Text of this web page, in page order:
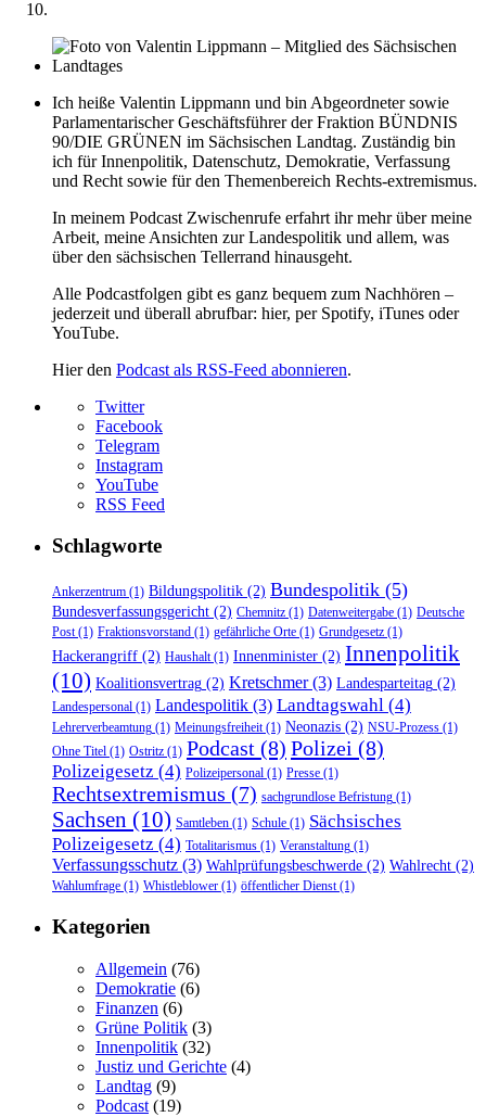
Ich heiße Valentin Lippmann und bin Abgeordneter sowie
Parlamentarischer Geschäftsführer der Fraktion BÜNDNIS
90/DIE GRÜNEN im Sächsischen Landtag. Zuständig bin
ich für Innenpolitik, Datenschutz, Demokratie, Verfassung
und Recht sowie für den Themenbereich Rechts-extremismus.
In meinem Podcast Zwischenrufe erfahrt ihr mehr über meine
Arbeit, meine Ansichten zur Landespolitik und allem, was
über den sächsischen Tellerrand hinausgeht.
Alle Podcastfolgen gibt es ganz bequem zum Nachhören –
jederzeit und überall abrufbar: hier, per Spotify, iTunes oder
YouTube.
Hier den Podcast als RSS-Feed abonnieren.
Twitter
Facebook
Telegram
Instagram
YouTube
RSS Feed
Schlagworte
Ankerzentrum (1) Bildungspolitik (2) Bundespolitik (5)
Bundesverfassungsgericht (2) Chemnitz (1) Datenweitergabe (1) Deutsche
Post(1) Fraktionsvorstand (1) gefährliche Orte (1) Grundgesetz (1)
Hackerangriff (2) Haushalt(1) Innenminister (2) Innenpolitik
(10) Koalitionsvertrag (2) Kretschmer(3) Landesparteitag (2)
Landespersonal (1) Landespolitik (3) Landtagswahl (4)
Lehrerverbeamtung (1) Meinungsfreiheit(1) Neonazis (2) NSU-Prozess (1)
Ohne Titel (1) Ostritz (1) Podcast (8) Polizei (8)
Polizeigesetz (4) Polizeipersonal (1) Presse (1)
Rechtsextremismus (7) sachgrundlose Befristung (1)
Sachsen (10) Samtleben (1) Schule (1) Sächsisches
Polizeigesetz (4) Totalitarismus (1) Veranstaltung (1)
Verfassungsschutz (3) Wahlprüfungsbeschwerde (2) Wahlrecht (2)
Wahlumfrage (1) Whistleblower (1) öffentlicher Dienst(1)
Kategorien
Allgemein (76)
Demokratie (6)
Finanzen (6)
Grüne Politik (3)
Innenpolitik (32)
Justiz und Gerichte (4)
Landtag (9)
Podcast (19)